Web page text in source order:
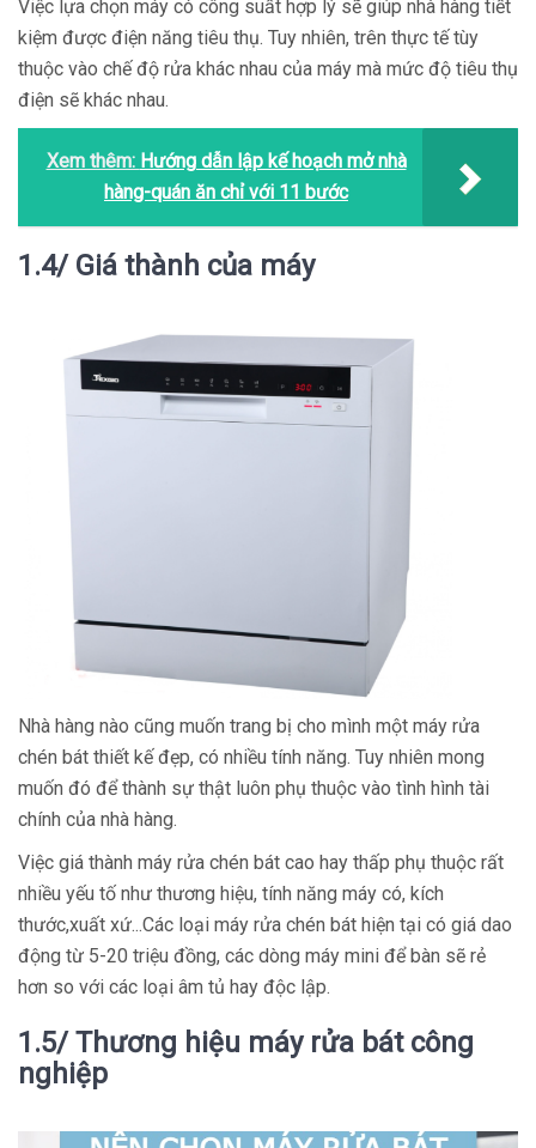
Việc lựa chọn máy có công suất hợp lý sẽ giúp nhà hàng tiết
kiệm được điện năng tiêu thụ. Tuy nhiên, trên thực tế tùy
thuộc vào chế độ rửa khác nhau của máy mà mức độ tiêu thụ
điện sẽ khác nhau.
Xem thêm: Hướng dẫn lập kế hoạch mở nhà
hàng-quán ăn chỉ với 11 bước
1.4/ Giá thành của máy
Nhà hàng nào cũng muốn trang bị cho mình một máy rửa
chén bát thiết kế đẹp, có nhiều tính năng. Tuy nhiên mong
muốn đó để thành sự thật luôn phụ thuộc vào tình hình tài
chính của nhà hàng.
Việc giá thành máy rửa chén bát cao hay thấp phụ thuộc rất
nhiều yếu tố như thương hiệu, tính năng máy có, kích
thước,xuất xứ...Các loại máy rửa chén bát hiện tại có giá dao
động từ 5-20 triệu đồng, các dòng máy mini để bàn sẽ rẻ
hơn so với các loại âm tủ hay độc lập.
1.5/ Thương hiệu máy rửa bát công
nghiệp